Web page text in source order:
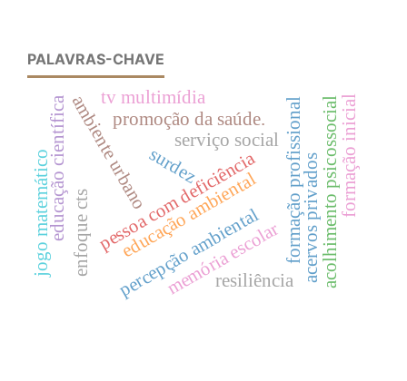
PALAVRAS-CHAVE
pessoa com deficiência formação profissional
serviço social
percepção ambiental
ambiente urbano
educação ambiental
educação científicaenfoque cts memória escolar acervos privadosacolhimento psicossocial
promoção da saúde. formação inicial
tv multimídia
resiliência
surdez
jogo matemático